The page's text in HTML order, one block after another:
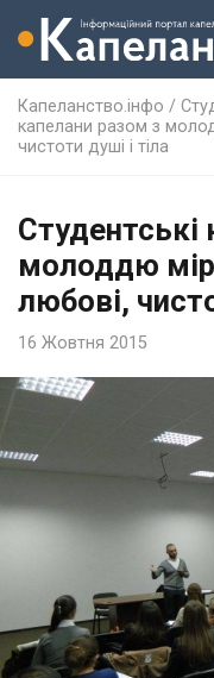
Капеланство.інфо /
капелани разом з
чистоти душі і тіла
Студентські
молоддю
любові,
16 Жовтня 2015